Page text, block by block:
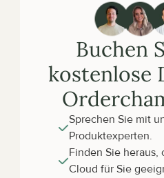
Buchen
kostenlose
Sprechen Sie mit
Produktexperten.
Finden Sie heraus,
Cloud für Sie